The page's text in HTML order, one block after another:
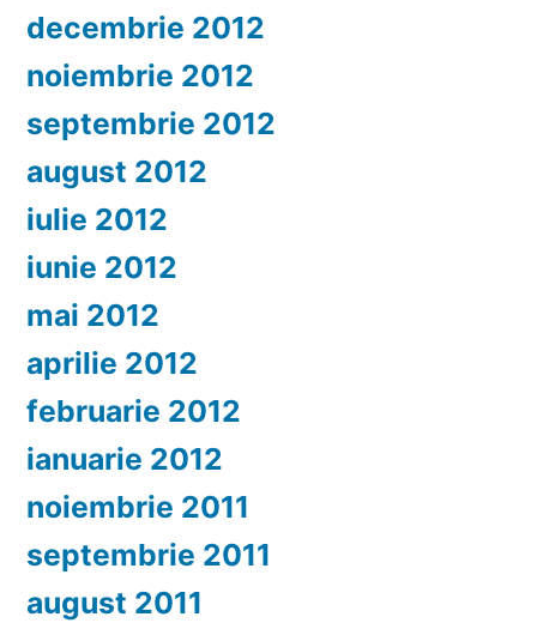
decembrie 2012
noiembrie 2012
septembrie 2012
august 2012
iulie 2012
iunie 2012
mai 2012
aprilie 2012
februarie 2012
ianuarie 2012
noiembrie 2011
septembrie 2011
august 2011